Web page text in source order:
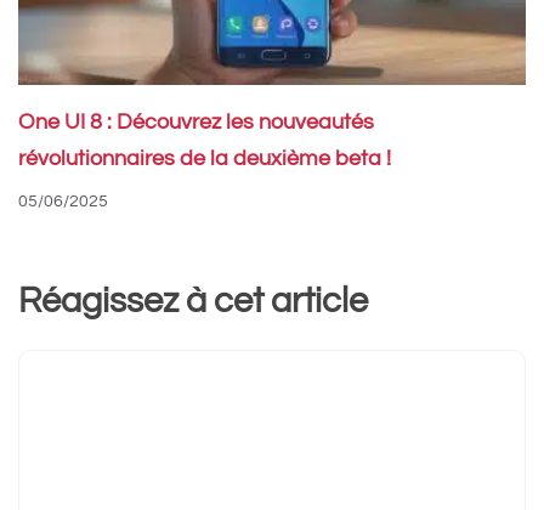
One UI 8 : Découvrez les nouveautés
révolutionnaires de la deuxième beta !
05/06/2025
Réagissez à cet article